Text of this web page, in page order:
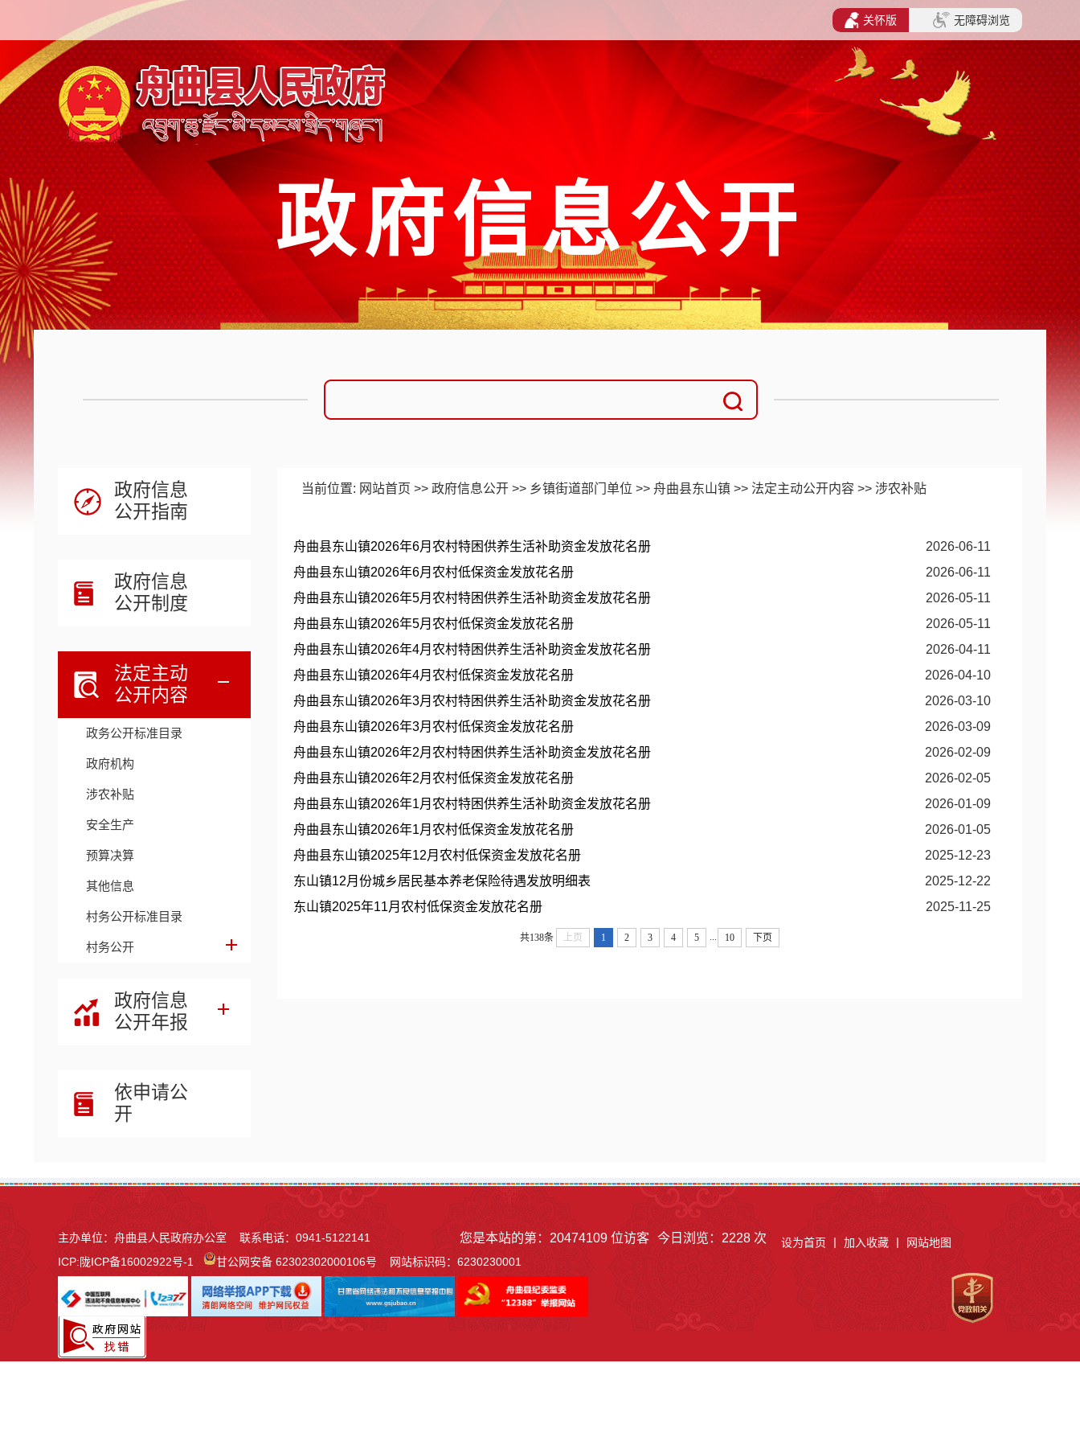
政府信息公开
政府信息
公开指南
政府信息
公开制度
法定主动
公开内容
政务公开标准目录
政府机构
涉农补贴
安全生产
预算决算
其他信息
村务公开标准目录
村务公开
政府信息
公开年报
依申请公
开
当前位置: 网站首页 >> 政府信息公开 >> 乡镇街道部门单位 >> 舟曲县东山镇 >> 法定主动公开内容 >> 涉农补贴
舟曲县东山镇2026年6月农村特困供养生活补助资金发放花名册
2026-06-11
舟曲县东山镇2026年6月农村低保资金发放花名册
2026-06-11
舟曲县东山镇2026年5月农村特困供养生活补助资金发放花名册
2026-05-11
舟曲县东山镇2026年5月农村低保资金发放花名册
2026-05-11
舟曲县东山镇2026年4月农村特困供养生活补助资金发放花名册
2026-04-11
舟曲县东山镇2026年4月农村低保资金发放花名册
2026-04-10
舟曲县东山镇2026年3月农村特困供养生活补助资金发放花名册
2026-03-10
舟曲县东山镇2026年3月农村低保资金发放花名册
2026-03-09
舟曲县东山镇2026年2月农村特困供养生活补助资金发放花名册
2026-02-09
舟曲县东山镇2026年2月农村低保资金发放花名册
2026-02-05
舟曲县东山镇2026年1月农村特困供养生活补助资金发放花名册
2026-01-09
舟曲县东山镇2026年1月农村低保资金发放花名册
2026-01-05
舟曲县东山镇2025年12月农村低保资金发放花名册
2025-12-23
东山镇12月份城乡居民基本养老保险待遇发放明细表
2025-12-22
东山镇2025年11月农村低保资金发放花名册
2025-11-25
共138条 上页 1 2 3 4 5 10 下页
主办单位：舟曲县人民政府办公室 联系电话：0941-5122141
ICP:陇ICP备16002922号-1 甘公网安备 62302302000106号网站标识码：6230230001
关怀版 无障碍浏览
您是本站的第： 20474109 位访客 今日浏览： 2228 次 设为首页 丨加入收藏 丨网站地图